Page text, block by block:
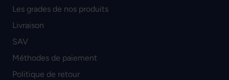
Les grades de nos produits
Livraison
SAV
Méthodes de paiement
Politique de retour